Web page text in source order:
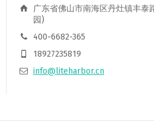
广东省佛山市南海区丹灶镇丰泰
园)
400-6682-365
18927235819
info@liteharbor.cn